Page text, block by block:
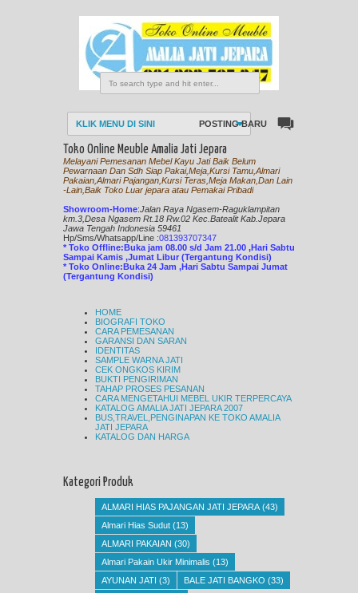
KLIK MENU DI SINI POSTING BARU
Toko Online Meuble Amalia Jati Jepara
Melayani Pemesanan Mebel Kayu Jati Baik Belum
Pewarnaan Dan Sdh Siap Pakai,Meja,Kursi Tamu,Almari
Pakaian,Almari Pajangan,Kursi Teras,Meja Makan,Dan Lain
-Lain,Baik Toko Luar jepara atau Pemakai Pribadi
Showroom-Home:Jalan Raya Ngasem-Raguklampitan
km.3,Desa Ngasem Rt.18 Rw.02 Kec.Batealit Kab.Jepara
Jawa Tengah Indonesia 59461
Hp/Sms/Whatsapp/Line :081393707347
* Toko Offline:Buka jam 08.00 s/d Jam 21.00 ,Hari Sabtu
Sampai Kamis ,Jumat Libur (Tergantung Kondisi)
* Toko Online:Buka 24 Jam ,Hari Sabtu Sampai Jumat
(Tergantung Kondisi)
HOME
BIOGRAFI TOKO
CARA PEMESANAN
GARANSI DAN SARAN
IDENTITAS
SAMPLE WARNA JATI
CEK ONGKOS KIRIM
BUKTI PENGIRIMAN
TAHAP PROSES PESANAN
CARA MENGETAHUI MEBEL UKIR TERPERCAYA
KATALOG AMALIA JATI JEPARA 2007
BUS,TRAVEL,PENGINAPAN KE TOKO AMALIA
JATI JEPARA
KATALOG DAN HARGA
Kategori Produk
ALMARI HIAS PAJANGAN JATI JEPARA (43)
Almari Hias Sudut (13)
ALMARI PAKAIAN (30)
Almari Pakain Ukir Minimalis (13)
AYUNAN JATI (3) BALE JATI BANGKO (33)